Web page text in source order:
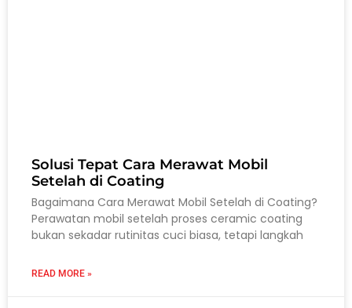
Solusi Tepat Cara Merawat Mobil
Setelah di Coating
Bagaimana Cara Merawat Mobil Setelah di Coating?
Perawatan mobil setelah proses ceramic coating
bukan sekadar rutinitas cuci biasa, tetapi langkah
READ MORE »